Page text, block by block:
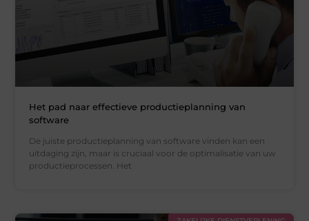
Het pad naar effectieve productieplanning van
software
De juiste productieplanning van software vinden kan een
uitdaging zijn, maar is cruciaal voor de optimalisatie van uw
productieprocessen. Het